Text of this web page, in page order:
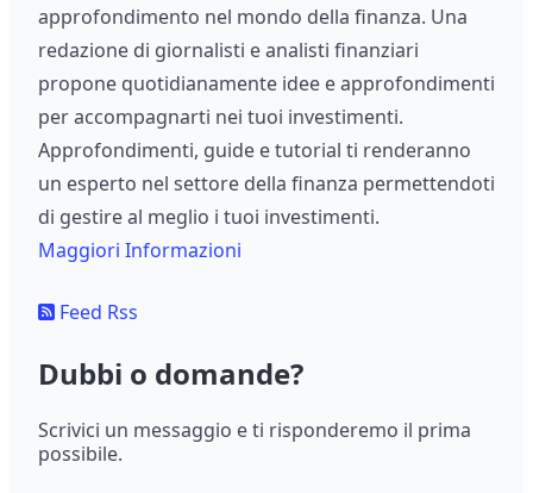
approfondimento nel mondo della finanza. Una
redazione di giornalisti e analisti finanziari
propone quotidianamente idee e approfondimenti
per accompagnarti nei tuoi investimenti.
Approfondimenti, guide e tutorial ti renderanno
un esperto nel settore della finanza permettendoti
di gestire al meglio i tuoi investimenti.
Maggiori Informazioni
Feed Rss
Dubbi o domande?
Scrivici un messaggio e ti risponderemo il prima
possibile.